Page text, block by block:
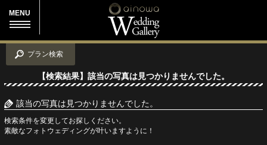
MENU
プラン検索
【検索結果】該当の写真は見つかりませんでした。
該当の写真は見つかりませんでした。
検索条件を変更してお探しください。
素敵なフォトウェディングが叶いますように！